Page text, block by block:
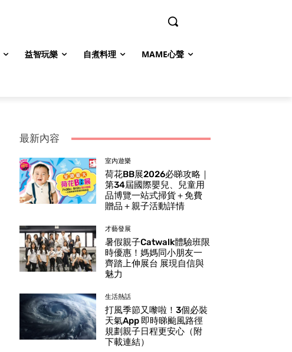
益智玩樂 自煮料理 MAME心聲
最新內容
室內遊樂
荷花BB展2026必睇攻略｜
第34屆國際嬰兒、兒童用
品博覽一站式掃貨＋免費
贈品＋親子活動詳情
才藝發展
暑假親子Catwalk體驗班限
時優惠！媽媽同小朋友一
齊踏上伸展台 展現自信與
魅力
生活熱話
打風季節又嚟啦！3個必裝
天氣App 即時睇颱風路徑
規劃親子日程更安心（附
下載連結）